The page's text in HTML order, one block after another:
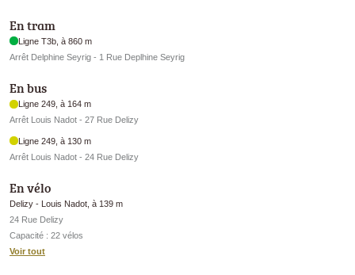
En tram
Ligne T3b, à 860 m
Arrêt Delphine Seyrig - 1 Rue Deplhine Seyrig
En bus
Ligne 249, à 164 m
Arrêt Louis Nadot - 27 Rue Delizy
Ligne 249, à 130 m
Arrêt Louis Nadot - 24 Rue Delizy
En vélo
Delizy - Louis Nadot, à 139 m
24 Rue Delizy
Capacité : 22 vélos
Voir tout